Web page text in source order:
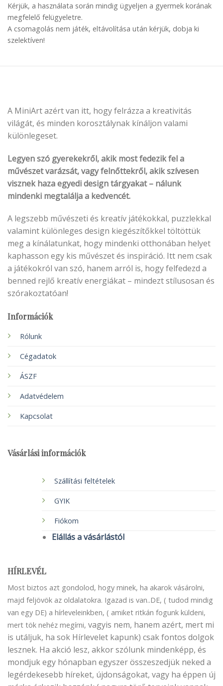
Kérjük, a használata során mindig ügyeljen a gyermek korának
megfelelő felügyeletre.
A csomagolás nem játék, eltávolítása után kérjük, dobja ki
szelektíven!
A MiniArt azért van itt, hogy felrázza a kreativitás
világát, és minden korosztálynak kínáljon valami
különlegeset.
Legyen szó gyerekekről, akik most fedezik fel a
művészet varázsát, vagy felnőttekről, akik szívesen
visznek haza egyedi design tárgyakat – nálunk
mindenki megtalálja a kedvencét.
A legszebb művészeti és kreatív játékokkal, puzzlekkal
valamint különleges design kiegészítőkkel töltöttük
meg a kínálatunkat, hogy mindenki otthonában helyet
kaphasson egy kis művészet és inspiráció. Itt nem csak
a játékokról van szó, hanem arról is, hogy felfedezd a
benned rejlő kreatív energiákat – mindezt stílusosan és
szórakoztatóan!
Információk
Rólunk
Cégadatok
ÁSZF
Adatvédelem
Kapcsolat
Vásárlási információk
Szállítási feltételek
GYIK
Fiókom
Elállás a vásárlástól
HÍRLEVÉL
Most biztos azt gondolod, hogy minek, ha akarok vásárolni,
majd feljövök az oldalatokra. Igazad is van..DE, ( tudod mindig
van egy DE) a hírleveleinkben, ( amiket ritkán fogunk küldeni,
mert tök nehéz megírni, vagyis nem, hanem azért, mert mi
is utáljuk, ha sok Hírlevelet kapunk) csak fontos dolgok
lesznek. Ha akció lesz, akkor szólunk mindenképp, és
mondjuk egy hónapban egyszer összeszedjük neked a
legérdekesebb híreket, újdonságokat, vagy ha éppen új